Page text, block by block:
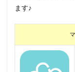
ます♪